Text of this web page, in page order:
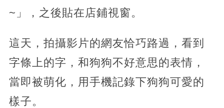
~」，之後貼在店鋪視窗。
這天，拍攝影片的網友恰巧路過，看到
字條上的字，和狗狗不好意思的表情，
當即被萌化，用手機記錄下狗狗可愛的
樣子。